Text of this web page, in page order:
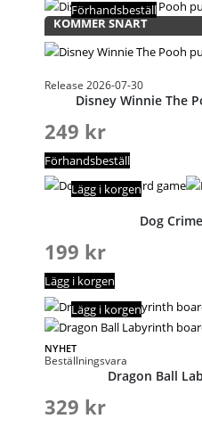
KOMMER SNART
Release 2026-07-30
Förhandsbeställ
Disney Winnie The
249 kr
Förhandsbeställ
Lägg i korgen
Dog
199 kr
Lägg i korgen
NYHET
Beställningsvara
Lägg i korgen
Dragon Ball
329 kr